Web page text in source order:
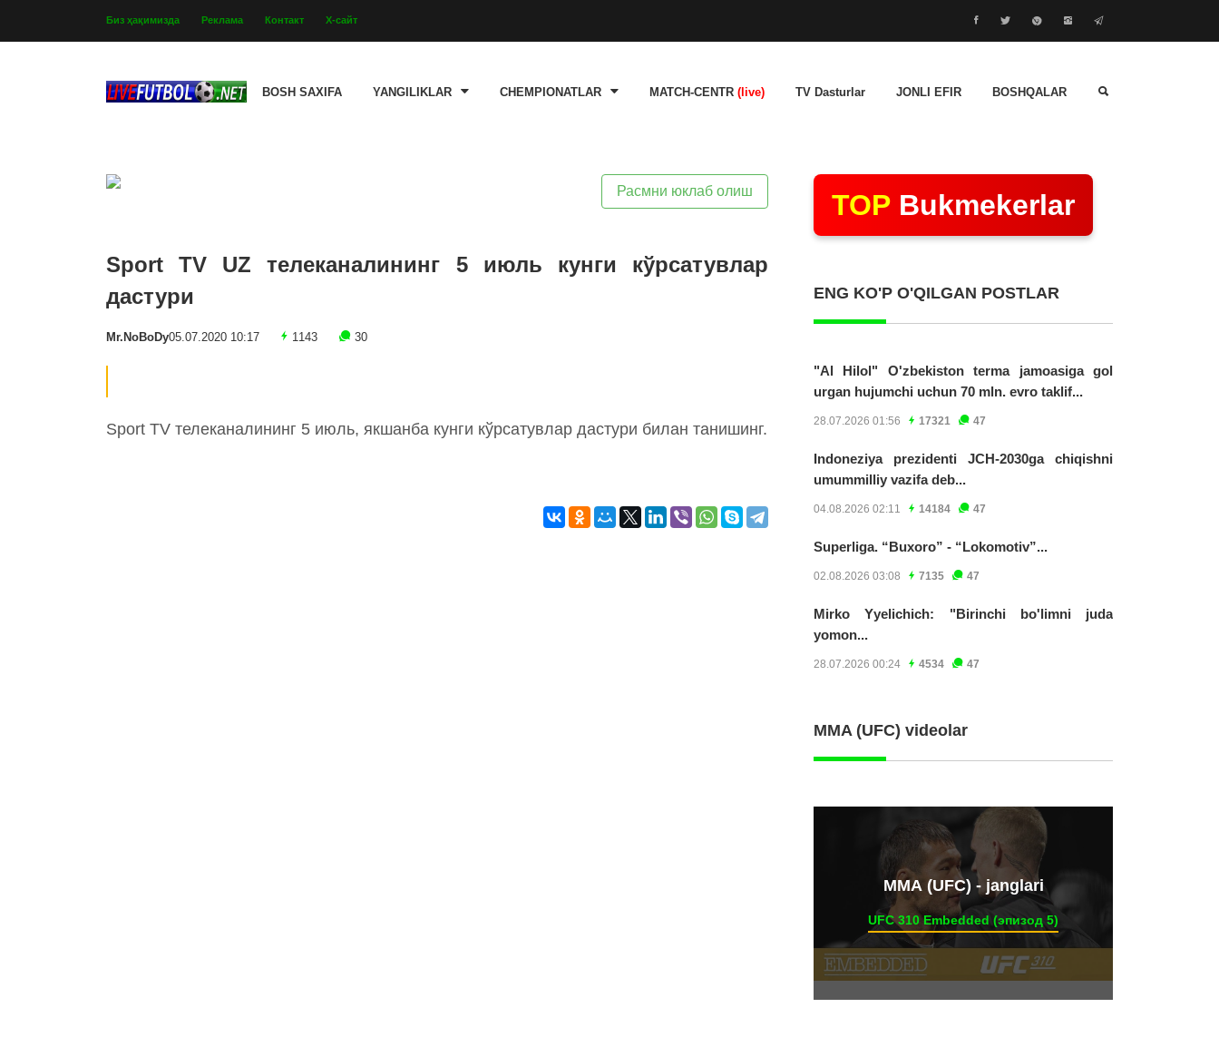
Биз ҳақимизда Реклама Контакт Х-сайт
BOSH SAXIFA YANGILIKLAR CHEMPIONATLAR MATCH-CENTR (live) TV Dasturlar JONLI EFIR BOSHQALAR
Расмни юклаб олиш
Sport TV UZ телеканалининг 5 июль кунги кўрсатувлар
дастури
Mr.NoBoDy05.07.2020 10:17 1143 30
Sport TV телеканалининг 5 июль, якшанба кунги кўрсатувлар дастури билан танишинг.
TOP Bukmekerlar
ENG KO'P O'QILGAN POSTLAR
"Al Hilol" O'zbekiston terma jamoasiga gol
urgan hujumchi uchun 70 mln. evro taklif...
28.07.2026 01:56 17321 47
Indoneziya prezidenti JCH-2030ga chiqishni
umummilliy vazifa deb...
04.08.2026 02:11 14184 47
Superliga. “Buxoro” - “Lokomotiv”...
02.08.2026 03:08 7135 47
Mirko Yyelichich: "Birinchi bo'limni juda
yomon...
28.07.2026 00:24 4534 47
MMA (UFC) videolar
ММА (UFC) - janglari
UFC 310 Embedded (эпизод 5)